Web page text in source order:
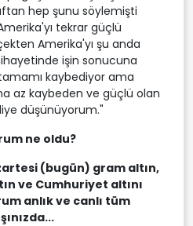
hep şunu söylemişti
tekrar güçlü
Amerika'yı şu anda
işin sonucuna
kaybediyor ama
az kaybeden ve güçlü olan
düşünüyorum."
ne oldu?
(bugün) gram altın,
ve Cumhuriyet altını
anlık ve canlı tüm